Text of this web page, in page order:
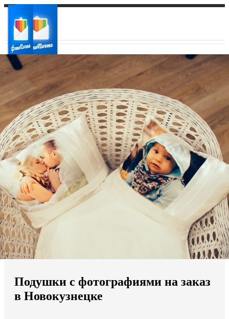
Ваш город:
Ваш регион доставки
Выберите из списка:
Мы доставляем по всему миру
Продолжить без города
Подушки с фотографиями на заказ
в Новокузнецке